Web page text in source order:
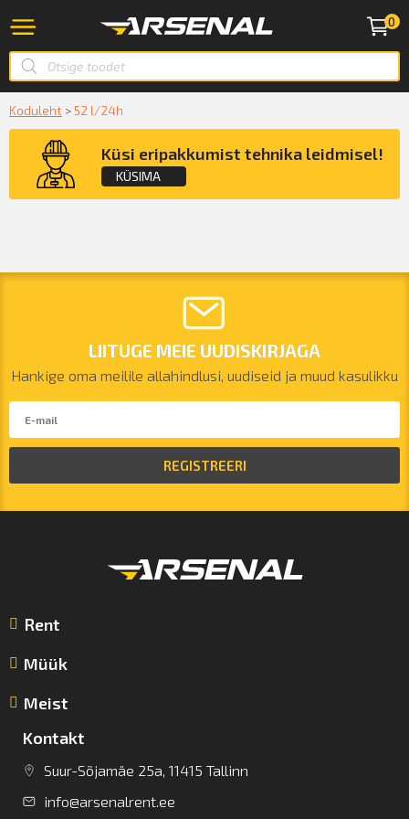
0
Koduleht > 52 l/24h
Küsi eripakkumist tehnika leidmisel!
KÜSIMA
KÜSIN!
LIITUGE MEIE UUDISKIRJAGA
Hankige oma meilile allahindlusi, uudiseid ja muud kasulikku
REGISTREERI
Rent
Müük
Meist
Kontakt
Suur-Sõjamäe 25a, 11415 Tallinn
info@arsenalrent.ee